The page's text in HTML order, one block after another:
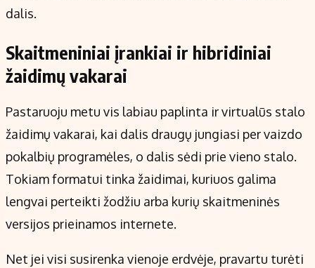
dalis.
Skaitmeniniai įrankiai ir hibridiniai
žaidimų vakarai
Pastaruoju metu vis labiau paplinta ir virtualūs stalo
žaidimų vakarai, kai dalis draugų jungiasi per vaizdo
pokalbių programėles, o dalis sėdi prie vieno stalo.
Tokiam formatui tinka žaidimai, kuriuos galima
lengvai perteikti žodžiu arba kurių skaitmeninės
versijos prieinamos internete.
Net jei visi susirenka vienoje erdvėje, pravartu turėti